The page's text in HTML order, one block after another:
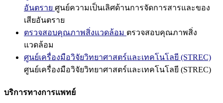
อันตราย ศูนย์ความเป็นเลิศด้านการจัดการสารและของ
เสียอันตราย
ตรวจสอบคุณภาพสิ่งแวดล้อม ตรวจสอบคุณภาพสิ่ง
แวดล้อม
ศูนย์เครื่องมือวิจัยวิทยาศาสตร์และเทคโนโลยี (STREC)
ศูนย์เครื่องมือวิจัยวิทยาศาสตร์และเทคโนโลยี (STREC)
บริการทางการแพทย์